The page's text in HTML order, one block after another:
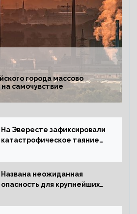
города массово
самочувствие
На Эвересте зафиксировали
катастрофическое таяние
Названа неожиданная
опасность для крупнейших